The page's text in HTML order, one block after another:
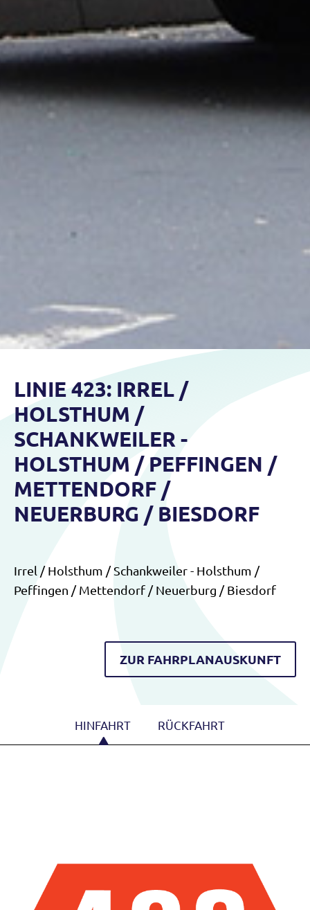
LINIE 423: IRREL /
HOLSTHUM /
SCHANKWEILER -
HOLSTHUM / PEFFINGEN /
METTENDORF /
NEUERBURG / BIESDORF
Irrel / Holsthum / Schankweiler - Holsthum /
Peffingen / Mettendorf / Neuerburg / Biesdorf
ZUR FAHRPLANAUSKUNFT
HINFAHRT RÜCKFAHRT